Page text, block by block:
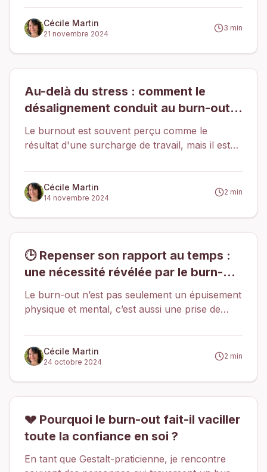
dessus sans raison. En discutant, elle a réalisé
qu’elle était devenue, un moment, le bouc
émissaire ou le fusible d’une direction stressée,
utilisée pour canaliser les frustrations et
détourner l’attention des vrais problèmes.
courant qu’on ne le pense.
Cécile Martin
21 novembre 2024
3 min
Au-delà du stress : comment le
désalignement conduit au burn-out
🚨
Le burnout est souvent perçu comme le
résultat d'une surcharge de travail, mais il est
désalignement entre nos valeurs profondes et
notre quotidien professionnel. Ce décalage, bien
que souvent invisible, joue un rôle majeur dans
l'épuisement émotionnel et mental que
beaucoup ressentent.
Cécile Martin
14 novembre 2024
2 min
🕒 Repenser son rapport au temps :
une nécessité révélée par le burn-out
🕒
Le burn-out n’est pas seulement un épuisement
physique et mental, c’est aussi une prise de
notre temps. Pendant des années, nous
sommes souvent pris dans une logique de
temps quantitatif : remplir chaque minute
d’activités, maximiser la productivité, cocher des
cases sur des listes interminables. Mais cette
Cécile Martin
24 octobre 2024
2 min
💔 Pourquoi le burn-out fait-il vaciller
toute la confiance en soi ?
En tant que Gestalt-praticienne, je rencontre